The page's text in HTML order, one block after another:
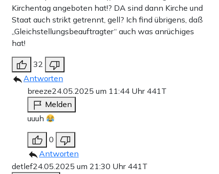
Kirchentag angeboten hat!? DA sind dann Kirche und
Staat auch strikt getrennt, gell? Ich find übrigens, daß
„Gleichstellungsbeauftragter“ auch was anrüchiges
hat!
32
Antworten
breeze24.05.2025 um 11:44 Uhr 441T
Melden
uuuh
0
Antworten
detlef24.05.2025 um 21:30 Uhr 441T